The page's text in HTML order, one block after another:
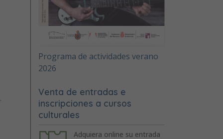
Programa de actividades verano
2026
Venta de entradas e
inscripciones a cursos
culturales
Adquiera online su entrada